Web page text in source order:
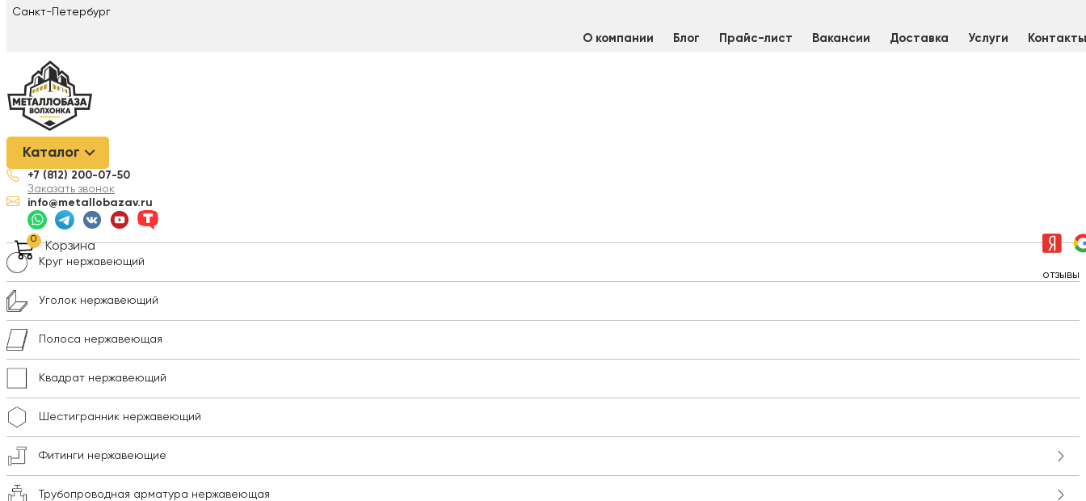
Санкт-Петербург
О компании Блог Прайс-лист Вакансии Доставка Услуги Контакты
Каталог
+7 (812) 200-07-50
Заказать звонок
info@metallobazav.ru
Корзина
0
отзывы
Металлобаза Волхонка
Лист нержавеющий
Трубы нержавеющие
Круг нержавеющий
Уголок нержавеющий
Полоса нержавеющая
Квадрат нержавеющий
Шестигранник нержавеющий
Фитинги нержавеющие
Трубопроводная арматура нержавеющая